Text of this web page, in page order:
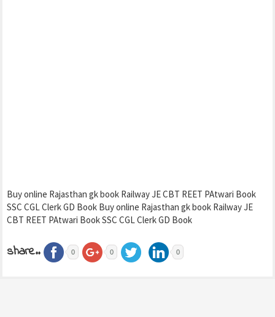
Buy online Rajasthan gk book Railway JE CBT REET PAtwari Book
SSC CGL Clerk GD Book Buy online Rajasthan gk book Railway JE
CBT REET PAtwari Book SSC CGL Clerk GD Book
share.. 0 0 0